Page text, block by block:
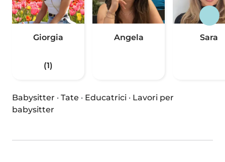
Giorgia
(1)
Angela Sara
Babysitter · Tate · Educatrici · Lavori per
babysitter